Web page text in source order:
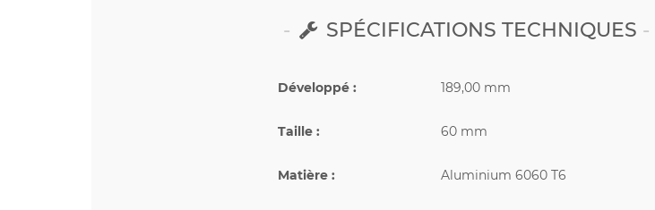
SPÉCIFICATIONS TECHNIQUES
Développé : 189,00 mm
Taille : 60 mm
Matière : Aluminium 6060 T6